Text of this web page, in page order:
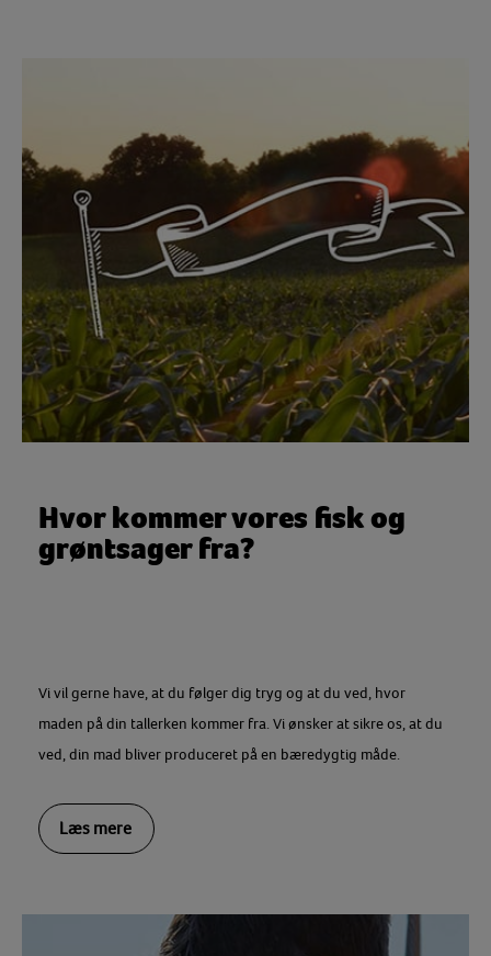
Hvor kommer vores fisk og
grøntsager fra?
Vi vil gerne have, at du følger dig tryg og at du ved, hvor
maden på din tallerken kommer fra. Vi ønsker at sikre os, at du
ved, din mad bliver produceret på en bæredygtig måde.
Læs mere